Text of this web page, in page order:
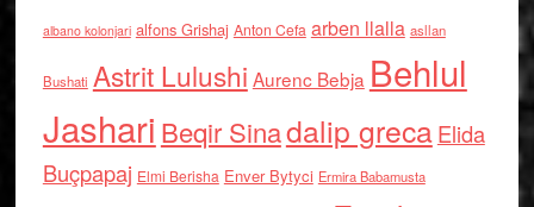
albano kolonjari alfons Grishaj Anton Cefa arben llalla asllan
Bushati Astrit Lulushi Aurenc Bebja Behlul
Jashari Beqir Sinadalip grecaElida
Buçpapaj Elmi Berisha Enver Bytyci Ermira Babamusta